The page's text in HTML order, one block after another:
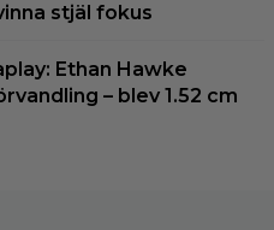
stjäl fokus
Ethan Hawke
– blev 1.52 cm